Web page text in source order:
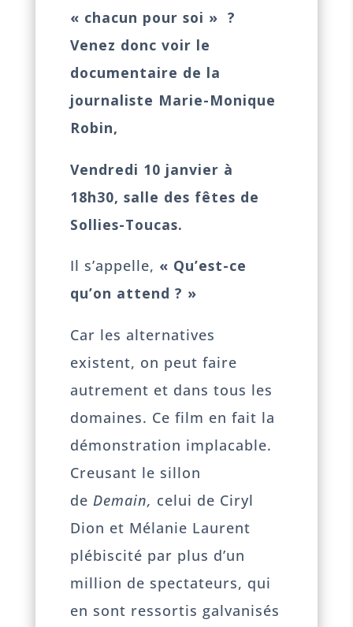
« chacun pour soi » ?
Venez donc voir le
documentaire de la
journaliste Marie-Monique
Robin,
Vendredi 10 janvier à
18h30, salle des fêtes de
Sollies-Toucas.
Il s’appelle, « Qu’est-ce
qu’on attend ? »
Car les alternatives
existent, on peut faire
autrement et dans tous les
domaines. Ce film en fait la
démonstration implacable.
Creusant le sillon
de Demain, celui de Ciryl
Dion et Mélanie Laurent
plébiscité par plus d’un
million de spectateurs, qui
en sont ressortis galvanisés